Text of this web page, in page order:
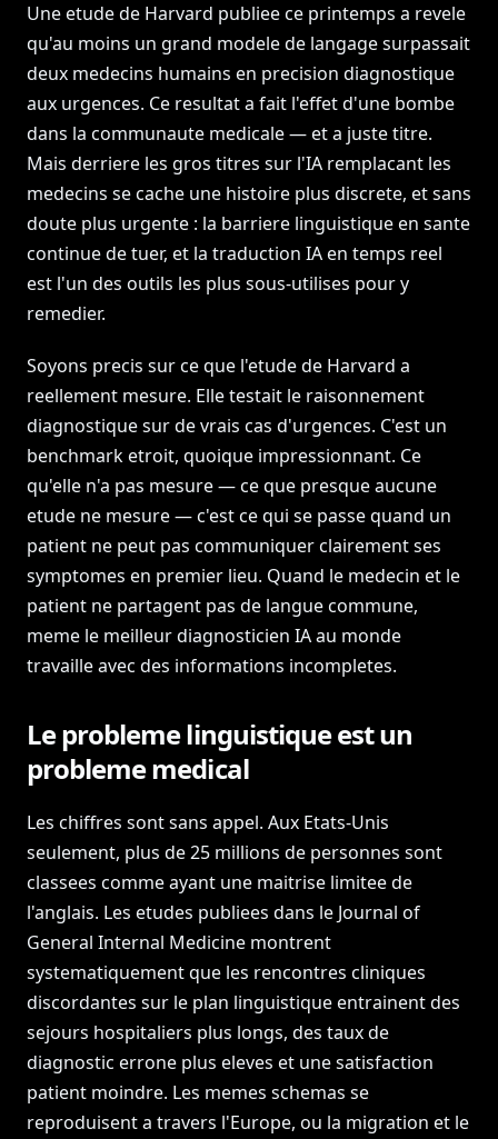
Une etude de Harvard publiee ce printemps a revele
qu'au moins un grand modele de langage surpassait
deux medecins humains en precision diagnostique
aux urgences. Ce resultat a fait l'effet d'une bombe
dans la communaute medicale — et a juste titre.
Mais derriere les gros titres sur l'IA remplacant les
medecins se cache une histoire plus discrete, et sans
doute plus urgente : la barriere linguistique en sante
continue de tuer, et la traduction IA en temps reel
est l'un des outils les plus sous-utilises pour y
remedier.
Soyons precis sur ce que l'etude de Harvard a
reellement mesure. Elle testait le raisonnement
diagnostique sur de vrais cas d'urgences. C'est un
benchmark etroit, quoique impressionnant. Ce
qu'elle n'a pas mesure — ce que presque aucune
etude ne mesure — c'est ce qui se passe quand un
patient ne peut pas communiquer clairement ses
symptomes en premier lieu. Quand le medecin et le
patient ne partagent pas de langue commune,
meme le meilleur diagnosticien IA au monde
travaille avec des informations incompletes.
Le probleme linguistique est un
probleme medical
Les chiffres sont sans appel. Aux Etats-Unis
seulement, plus de 25 millions de personnes sont
classees comme ayant une maitrise limitee de
l'anglais. Les etudes publiees dans le Journal of
General Internal Medicine montrent
systematiquement que les rencontres cliniques
discordantes sur le plan linguistique entrainent des
sejours hospitaliers plus longs, des taux de
diagnostic errone plus eleves et une satisfaction
patient moindre. Les memes schemas se
reproduisent a travers l'Europe, ou la migration et le